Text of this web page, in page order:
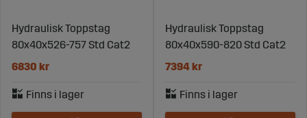
Hydraulisk Toppstag
80x40x526-757 Std Cat2
6830 kr
Hydraulisk Toppstag
80x40x590-820 Std Cat2
7394 kr